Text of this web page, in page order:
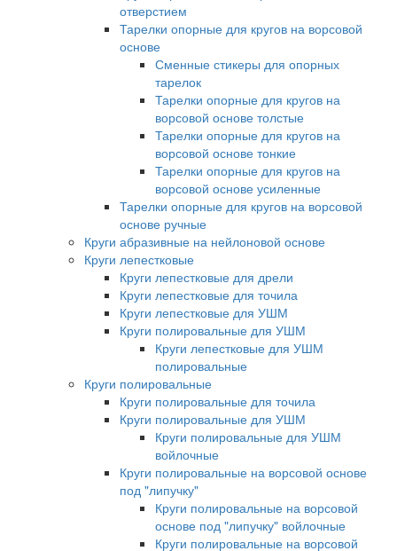
отверстием
Тарелки опорные для кругов на ворсовой
основе
Сменные стикеры для опорных
тарелок
Тарелки опорные для кругов на
ворсовой основе толстые
Тарелки опорные для кругов на
ворсовой основе тонкие
Тарелки опорные для кругов на
ворсовой основе усиленные
Тарелки опорные для кругов на ворсовой
основе ручные
Круги абразивные на нейлоновой основе
Круги лепестковые
Круги лепестковые для дрели
Круги лепестковые для точила
Круги лепестковые для УШМ
Круги полировальные для УШМ
Круги лепестковые для УШМ
полировальные
Круги полировальные
Круги полировальные для точила
Круги полировальные для УШМ
Круги полировальные для УШМ
войлочные
Круги полировальные на ворсовой основе
под "липучку"
Круги полировальные на ворсовой
основе под "липучку" войлочные
Круги полировальные на ворсовой